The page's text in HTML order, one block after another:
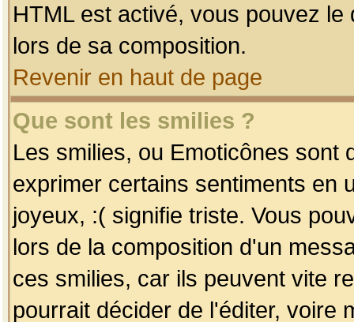
HTML est activé, vous pouvez
lors de sa composition.
Revenir en haut de page
Que sont les smilies ?
Les smilies, ou Emoticônes sont
exprimer certains sentiments en
joyeux, :( signifie triste. Vous
lors de la composition d'un
ces smilies, car ils peuvent vite
pourrait décider de l'éditer, voire